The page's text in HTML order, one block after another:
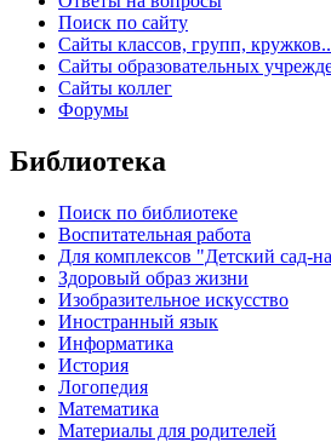
Поиск по сайту
Сайты классов, групп,
Сайты образовательных
Сайты коллег
Форумы
Библиотека
Поиск по библиотеке
Воспитательная работа
Для комплексов "Детский сад-
Здоровый образ жизни
Изобразительное искусство
Иностранный язык
Информатика
История
Логопедия
Математика
Материалы для родителей